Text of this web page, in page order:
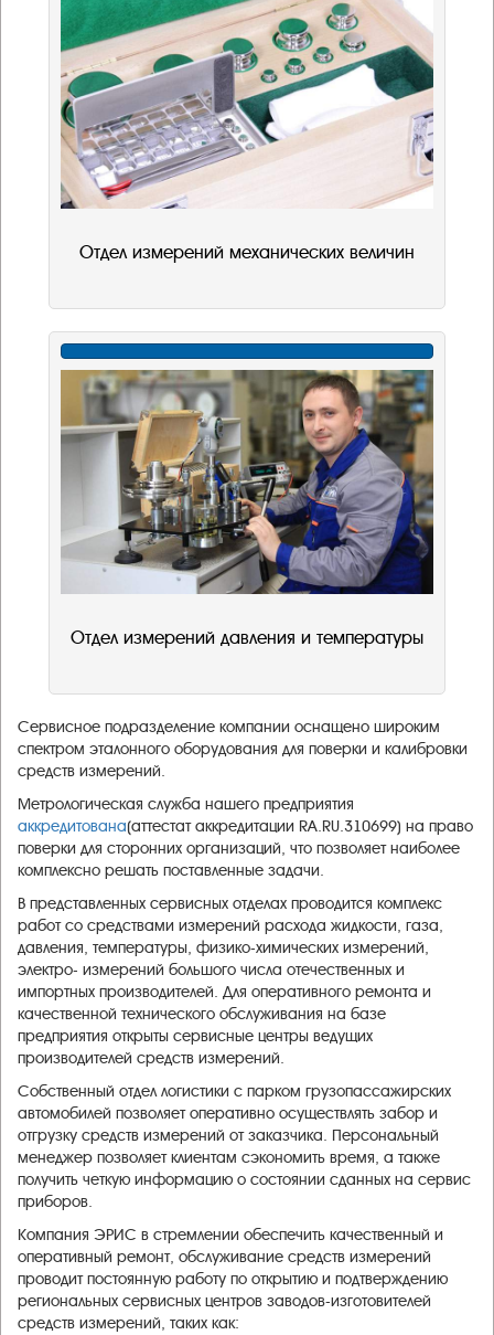
Отдел измерений механических величин
Отдел измерений давления и температуры
Сервисное подразделение компании оснащено широким
спектром эталонного оборудования для поверки и калибровки
средств измерений.
Метрологическая служба нашего предприятия
аккредитована(аттестат аккредитации RA.RU.310699) на право
поверки для сторонних организаций, что позволяет наиболее
комплексно решать поставленные задачи.
В представленных сервисных отделах проводится комплекс
работ со средствами измерений расхода жидкости, газа,
давления, температуры, физико-химических измерений,
электро- измерений большого числа отечественных и
импортных производителей. Для оперативного ремонта и
качественной технического обслуживания на базе
предприятия открыты сервисные центры ведущих
производителей средств измерений.
Собственный отдел логистики с парком грузопассажирских
автомобилей позволяет оперативно осуществлять забор и
отгрузку средств измерений от заказчика. Персональный
менеджер позволяет клиентам сэкономить время, а также
получить четкую информацию о состоянии сданных на сервис
приборов.
Компания ЭРИС в стремлении обеспечить качественный и
оперативный ремонт, обслуживание средств измерений
проводит постоянную работу по открытию и подтверждению
региональных сервисных центров заводов-изготовителей
средств измерений, таких как: